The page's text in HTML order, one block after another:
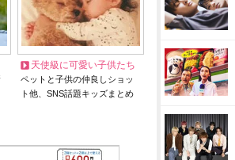
天使級に可愛い子供たち
ペットと子供の仲良しショッ
ト他、SNS話題キッズまとめ